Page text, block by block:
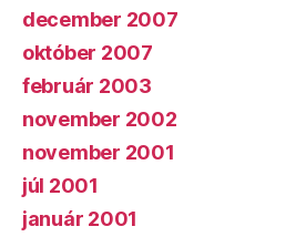
december 2007
október 2007
február 2003
november 2002
november 2001
júl 2001
január 2001